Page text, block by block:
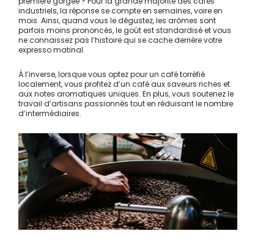
industriels, la réponse se compte en semaines, voire en
mois. Ainsi, quand vous le dégustez, les arômes sont
parfois moins prononcés, le goût est standardisé et vous
ne connaissez pas l’histoire qui se cache derrière votre
expresso matinal.
À l’inverse, lorsque vous optez pour un café torréfié
localement, vous profitez d’un café aux saveurs riches et
aux notes aromatiques uniques. En plus, vous soutenez le
travail d’artisans passionnés tout en réduisant le nombre
d’intermédiaires.